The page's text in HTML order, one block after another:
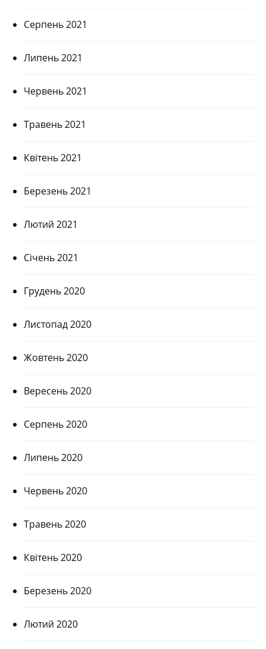
Серпень 2021
Липень 2021
Червень 2021
Травень 2021
Квітень 2021
Березень 2021
Лютий 2021
Січень 2021
Грудень 2020
Листопад 2020
Жовтень 2020
Вересень 2020
Серпень 2020
Липень 2020
Червень 2020
Травень 2020
Квітень 2020
Березень 2020
Лютий 2020